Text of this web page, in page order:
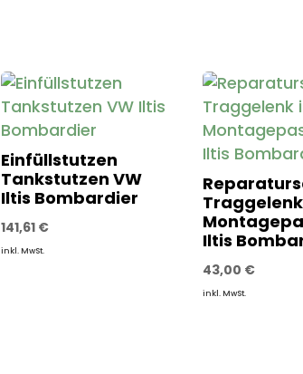
Einfüllstutzen
Tankstutzen VW
Iltis Bombardier
141,61 €
inkl. MwSt.
Iltis
43,00 €
inkl. MwSt.